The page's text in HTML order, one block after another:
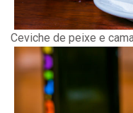
Ceviche de peixe e